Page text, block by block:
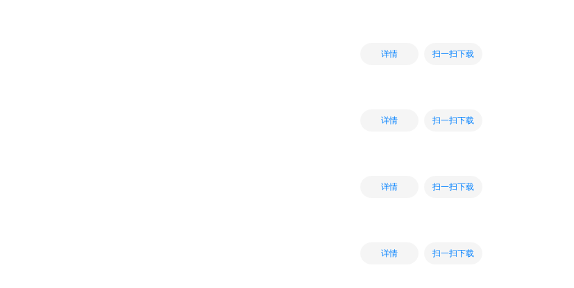
详情 扫一扫下载
详情 扫一扫下载
详情 扫一扫下载
详情 扫一扫下载